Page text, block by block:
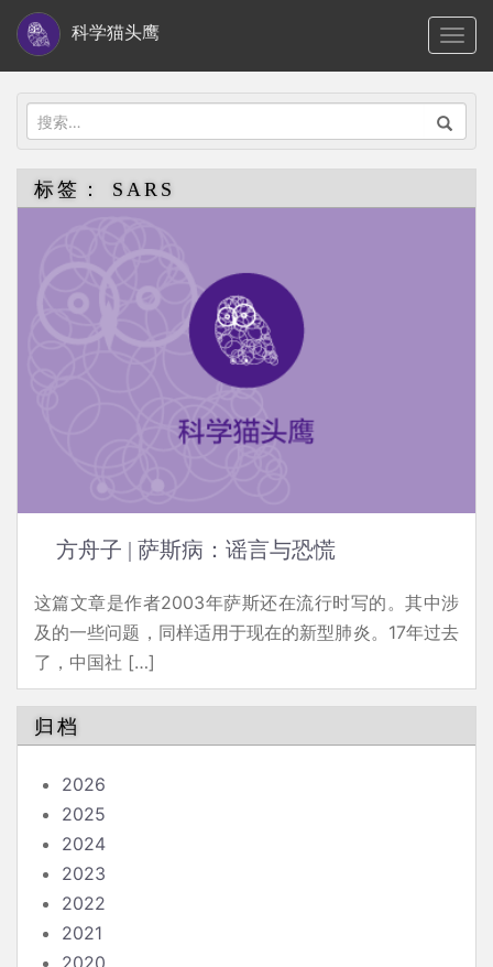
i
科学猫头鹰
搜
索：
标签： SARS
方舟子 | 萨斯病：谣言与恐慌
这篇文章是作者2003年萨斯还在流行时写的。其中涉
及的一些问题，同样适用于现在的新型肺炎。17年过去
了，中国社 […]
归档
2026
2025
2024
2023
2022
2021